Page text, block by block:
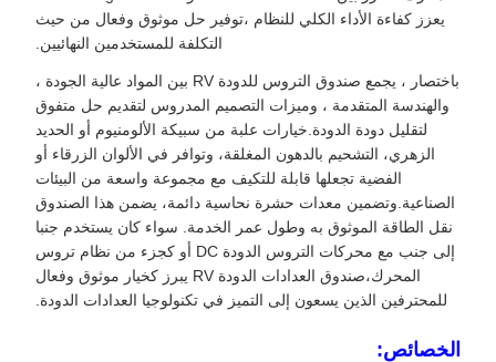
يعزز كفاءة الأداء الكلي للنظام ،توفير حل موثوق وفعال من حيث
التكلفة للمستخدمين النهائيين.
باختصار ، يجمع صندوق التروس للدودة RV بين المواد عالية الجودة ،
والهندسة المتقدمة ، وميزات التصميم المدروس لتقديم حل متفوق
لتقليل دودة الدودة.خيارات علبة من سبيكة الألومنيوم أو الحديد
الزهري، التشحيم بالدهون المغلقة، وتوافر في الألوان الزرقاء أو
الفضية تجعلها قابلة للتكيف مع مجموعة واسعة من البيئات
الصناعية.وتضمين معدات حشرة نحاسية دائمة، يضمن هذا الصندوق
نقل الطاقة الموثوق به وطول عمر الخدمة. سواء كان يستخدم جنبا
إلى جنب مع محركات التروس الدودة DC أو كجزء من نظام تروس
المحرك،صندوق العدادات الدودة RV يبرز كخيار موثوق وفعال
للمحترفين الذين يسعون إلى التميز في تكنولوجيا العدادات الدودة.
الخصائص: